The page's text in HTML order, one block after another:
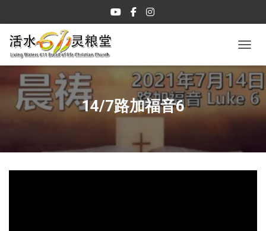
14/7路加福音6